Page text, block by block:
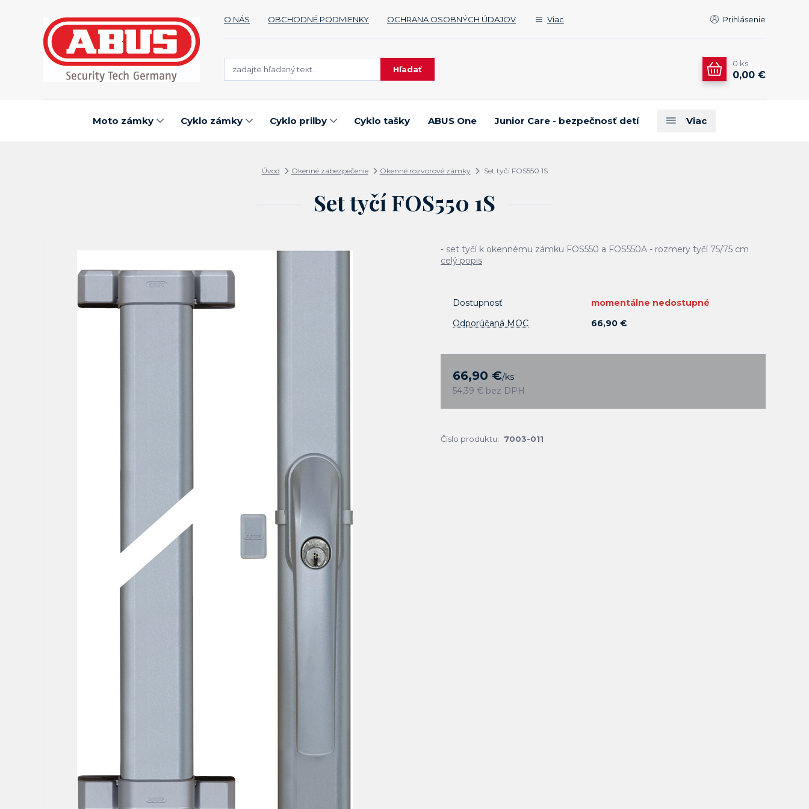
O NÁS OBCHODNÉ PODMIENKY OCHRANA OSOBNÝCH ÚDAJOV Viac Prihlásenie
Hľadať
0 ks
0,00 €
Moto zámky Cyklo zámky Cyklo prilby Cyklo tašky ABUS One Junior Care - bezpečnosť detí Viac
Úvod Okenné zabezpečenie Okenné rozvorové zámky Set tyčí FOS550 1S
Set tyčí FOS550 1S
- set tyčí k okennému zámku FOS550 a FOS550A - rozmery tyčí 75/75 cm
celý popis
Dostupnosť
momentálne nedostupné
Odporúčaná MOC
66,90 €
66,90 €/ks
54,39 € bez DPH
Číslo produktu: 7003-011